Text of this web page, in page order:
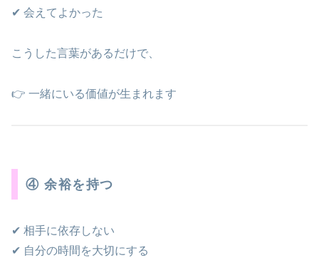
✔ 会えてよかった
こうした言葉があるだけで、
👉 一緒にいる価値が生まれます
④ 余裕を持つ
✔ 相手に依存しない
✔ 自分の時間を大切にする